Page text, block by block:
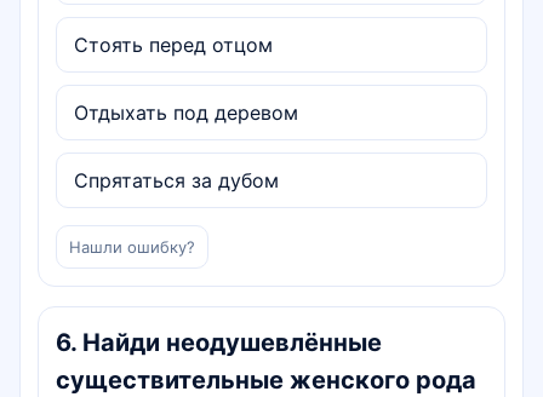
Стоять перед отцом
Отдыхать под деревом
Спрятаться за дубом
Нашли ошибку?
6. Найди неодушевлённые
существительные женского рода